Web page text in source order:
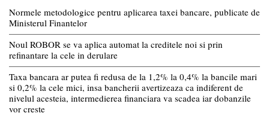
Normele metodologice pentru aplicarea taxei bancare, publicate de
Ministerul Finantelor
Noul ROBOR se va aplica automat la creditele noi si prin
refinantare la cele in derulare
Taxa bancara ar putea fi redusa de la 1,2% la 0,4% la bancile mari
si 0,2% la cele mici, insa bancherii avertizeaza ca indiferent de
nivelul acesteia, intermedierea financiara va scadea iar dobanzile
vor creste